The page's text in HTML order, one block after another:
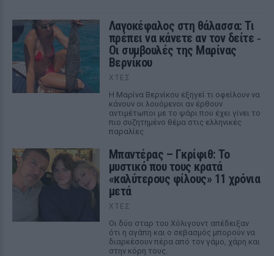
Λαγοκέφαλος στη θάλασσα: Τι
πρέπει να κάνετε αν τον δείτε ‑
Οι συμβουλές της Μαρίνας
Βερνίκου
ΧΤΕΣ
Η Μαρίνα Βερνίκου εξηγεί τι οφείλουν να
κάνουν οι λουόμενοι αν έρθουν
αντιμέτωποι με το ψάρι που έχει γίνει το
πιο συζητημένο θέμα στις ελληνικές
παραλίες
Μπαντέρας – Γκρίφιθ: Το
μυστικό που τους κρατά
«καλύτερους φίλους» 11 χρόνια
μετά
ΧΤΕΣ
Οι δύο σταρ του Χόλιγουντ απέδειξαν
ότι η αγάπη και ο σεβασμός μπορούν να
διαρκέσουν πέρα από τον γάμο, χάρη και
στην κόρη τους.